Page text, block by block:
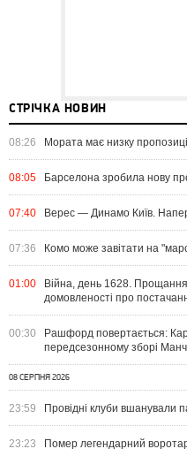
СТРІЧКА НОВИН
08:26 Мората має низку
08:05 Барселона зробила нову
07:40 Верес — Динамо Київ.
07:36 Комо може завітати на
01:00
Війна, день 1628.
домовленості про
00:30
Рашфорд повертається:
передсезонному зборі
08 СЕРПНЯ 2026
23:59 Провідні клуби вшанували
23:23 Помер легендарний